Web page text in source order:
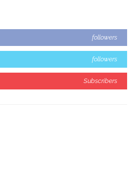
followers
followers
Subscribers